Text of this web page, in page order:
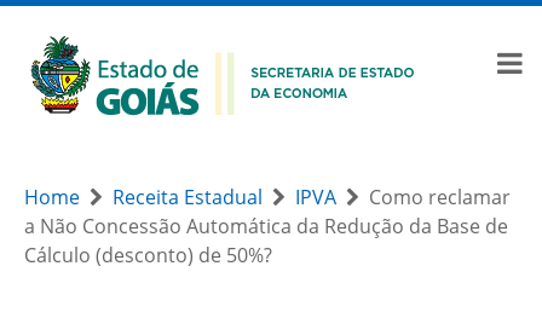
Home Receita Estadual IPVA
Como reclamar
a Não Concessão Automática da Redução da Base de
Cálculo (desconto) de 50%?